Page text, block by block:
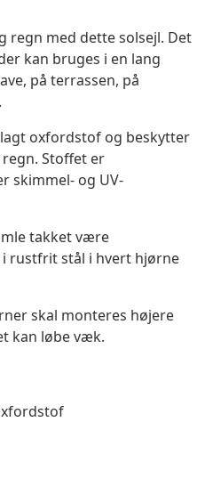
regn med dette solsejl. Det
kan bruges i en lang
på terrassen, på
oxfordstof og beskytter
Stoffet er
skimmel- og UV-
takket være
rustfrit stål i hvert hjørne
skal monteres højere
kan løbe væk.